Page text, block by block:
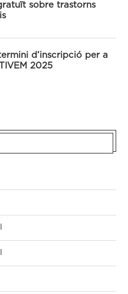
sobre trastorns
d’inscripció per a
2025